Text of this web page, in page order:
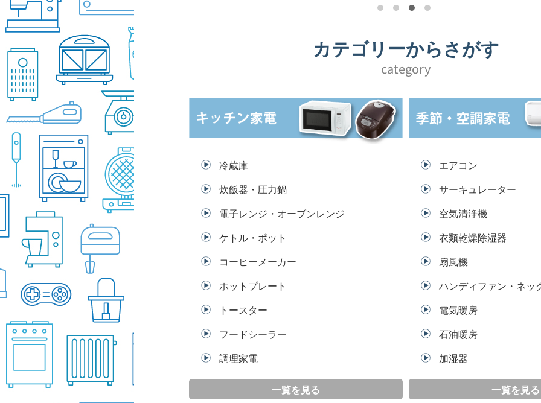
カテゴリーからさがす
category
冷蔵庫
炊飯器・圧力鍋
電子レンジ・オーブンレンジ
ケトル・ポット
コーヒーメーカー
ホットプレート
トースター
フードシーラー
調理家電
一覧を見る
エアコン
サーキュレーター
空気清浄機
衣類乾燥除湿器
扇風機
ハンディファン・ネッ
電気暖房
石油暖房
加湿器
一覧を見る